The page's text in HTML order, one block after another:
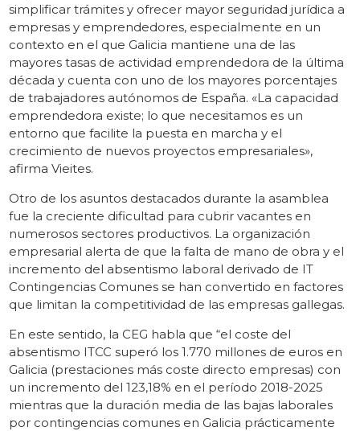
simplificar trámites y ofrecer mayor seguridad jurídica a
empresas y emprendedores, especialmente en un
contexto en el que Galicia mantiene una de las
mayores tasas de actividad emprendedora de la última
década y cuenta con uno de los mayores porcentajes
de trabajadores autónomos de España. «La capacidad
emprendedora existe; lo que necesitamos es un
entorno que facilite la puesta en marcha y el
crecimiento de nuevos proyectos empresariales»,
afirma Vieites.
Otro de los asuntos destacados durante la asamblea
fue la creciente dificultad para cubrir vacantes en
numerosos sectores productivos. La organización
empresarial alerta de que la falta de mano de obra y el
incremento del absentismo laboral derivado de IT
Contingencias Comunes se han convertido en factores
que limitan la competitividad de las empresas gallegas.
En este sentido, la CEG habla que “el coste del
absentismo ITCC superó los 1.770 millones de euros en
Galicia (prestaciones más coste directo empresas) con
un incremento del 123,18% en el período 2018-2025
mientras que la duración media de las bajas laborales
por contingencias comunes en Galicia prácticamente